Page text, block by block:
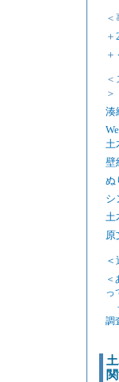
＋
＋
＞
湊
土
壁
ぬ
シ
土
原
＜
っ
調